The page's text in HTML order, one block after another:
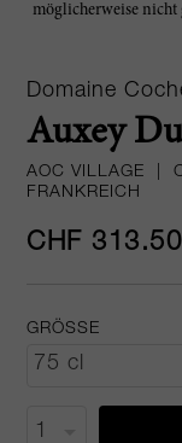
möglicherweise nicht
Domaine
Auxey
AOC VILLAGE
FRANKREICH
CHF 313.50
GRÖSSE